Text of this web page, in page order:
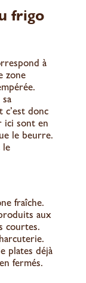
frigo
à
zone
donc
ici sont en
le beurre.
le
fraîche.
aux
courtes.
plates déjà
fermés.